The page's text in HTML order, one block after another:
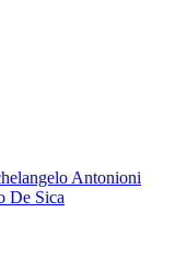
Antonioni
De Sica